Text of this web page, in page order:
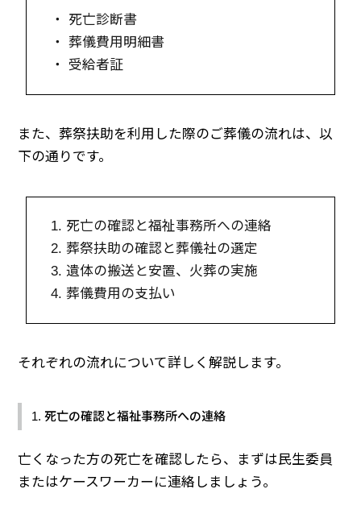
・ 死亡診断書
・ 葬儀費用明細書
・ 受給者証
また、葬祭扶助を利用した際のご葬儀の流れは、以
下の通りです。
1. 死亡の確認と福祉事務所への連絡
2. 葬祭扶助の確認と葬儀社の選定
3. 遺体の搬送と安置、火葬の実施
4. 葬儀費用の支払い
それぞれの流れについて詳しく解説します。
1. 死亡の確認と福祉事務所への連絡
亡くなった方の死亡を確認したら、まずは民生委員
またはケースワーカーに連絡しましょう。